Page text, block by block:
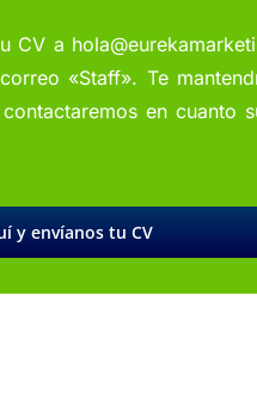
CV a
«Staff». Te
en cuanto
y envíanos tu CV